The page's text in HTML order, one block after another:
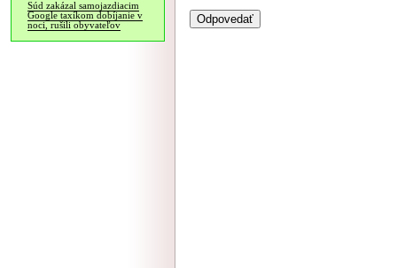
Súd zakázal samojazdiacim
Google taxíkom dobíjanie v
noci, rušili obyvateľov